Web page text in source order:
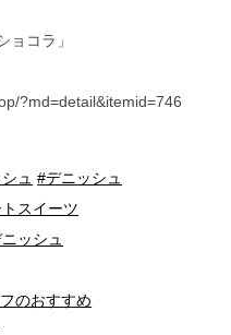
ョコラ」
?md=detail&itemid=746
ュ #デニッシュ
スイーツ
ッシュ
のおすすめ